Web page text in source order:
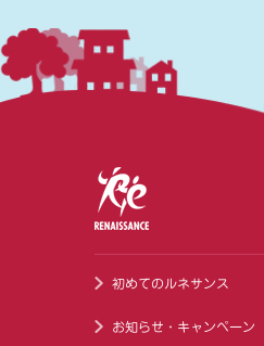
初めてのルネサンス
お知らせ・キャンペーン